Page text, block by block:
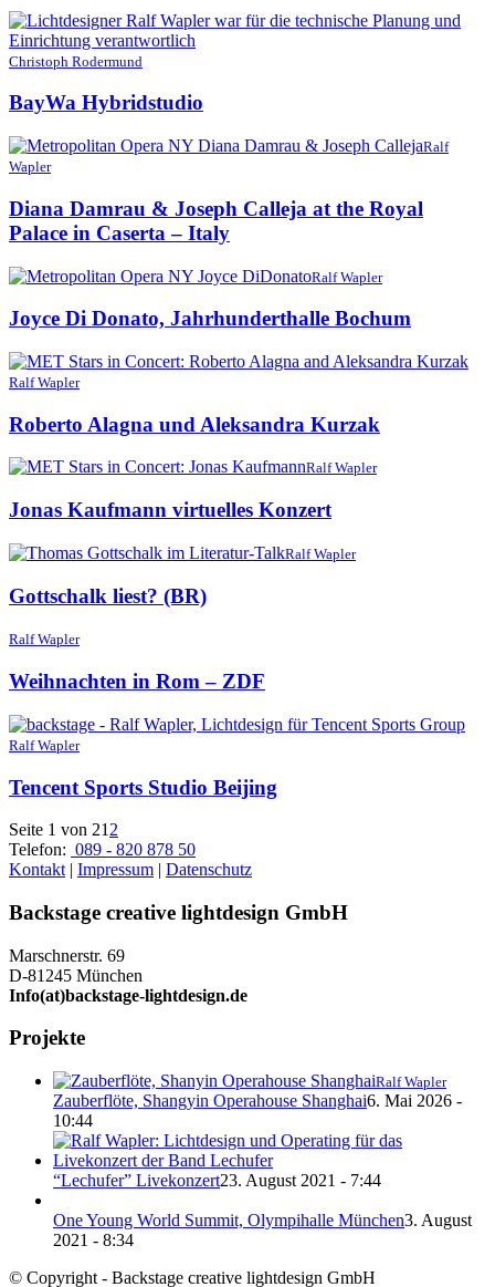
Christoph Rodermund
BayWa Hybridstudio
Ralf
Wapler
Diana Damrau & Joseph Calleja at the Royal
Palace in Caserta – Italy
Ralf Wapler
Joyce Di Donato, Jahrhunderthalle Bochum
Ralf Wapler
Roberto Alagna und Aleksandra Kurzak
Ralf Wapler
Jonas Kaufmann virtuelles Konzert
Ralf Wapler
Gottschalk liest? (BR)
Ralf Wapler
Weihnachten in Rom – ZDF
Ralf Wapler
Tencent Sports Studio Beijing
Seite 1 von 21 2
Telefon: 089 - 820 878 50
Kontakt | Impressum | Datenschutz
Backstage creative lightdesign GmbH
Marschnerstr. 69
D-81245 München
Info(at)backstage-lightdesign.de
Projekte
Ralf Wapler
Zauberflöte, Shangyin Operahouse Shanghai6. Mai 2026 -
10:44
“Lechufer” Livekonzert23. August 2021 - 7:44
One Young World Summit, Olympihalle München3. August
2021 - 8:34
© Copyright - Backstage creative lightdesign GmbH